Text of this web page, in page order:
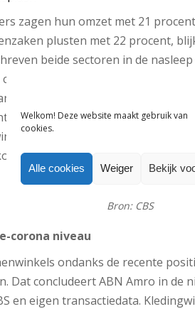
Welkom! Deze website maakt gebruik van
cookies.
Alle cookies Weiger Bekijk
zagen hun omzet met 21
plusten met 22 procent,
beide sectoren in de
Het
kleding- en schoenwinkels was
meer om, non-foodwinkels
(pure players) zagen de
online 20 procent meer.
Bron: CBS
corona niveau
ondanks de recente
Dat concludeert ABN Amro in de
en eigen transactiedata.